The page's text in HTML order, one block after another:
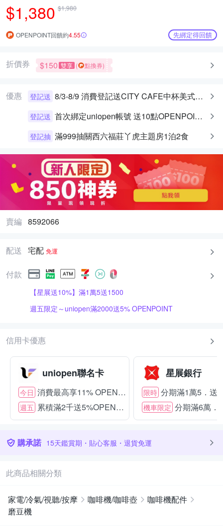
$1,380 $1,980
OPENPOINT回饋約4.55 先綁定得回饋
折價券 $150 雙享 ( 點換券)
優惠 登記送 8/3-8/9 消費登記送CITY CAFE中杯美式乙杯
登記送 首次綁定uniopen帳號 送10點OPENPOINT+統一布丁一個
登記抽 滿999抽關西六福莊丫虎主題房1泊2食
賣編 8592066
配送 宅配 免運
付款
【星展送10%】滿1萬5送1500
週五限定～uniopen滿2000送5% OPENPOINT
信用卡優惠
uniopen聯名卡
今日 消費最高享11% OPENPOINT
週五 累積滿2千送5%OPENPOINT
星展銀行
限時 分期滿1萬5．送
機車限定 分期滿6萬．
購承諾 15天鑑賞期・貼心客服・退貨免運
此商品相關分類
家電/冷氣/視聽/按摩 咖啡機/咖啡壺
咖啡機配件
磨豆機